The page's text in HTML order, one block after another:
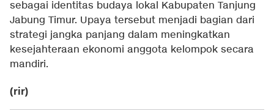
sebagai identitas budaya lokal Kabupaten Tanjung
Jabung Timur. Upaya tersebut menjadi bagian dari
strategi jangka panjang dalam meningkatkan
kesejahteraan ekonomi anggota kelompok secara
mandiri.
(rir)